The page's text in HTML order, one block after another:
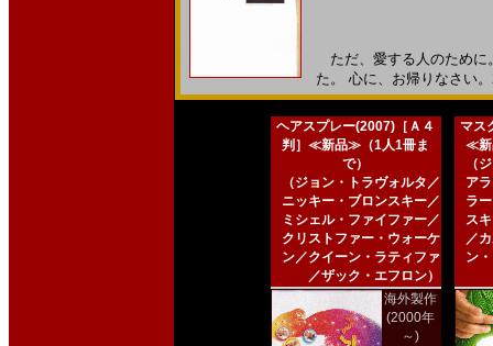
ただ、愛する人のために
た。 心に、お帰りなさい
ヘアスプレー(2007)［Ａ４
判］≪新品≫（1人1冊ま
で）
（ジョン・トラヴォルタ／
ニッキー・ブロンスキー／
ミシェル・ファイファー／
クリストファー・ウォーケ
ン／クイーン・ラティファ
／ザック・エフロン）
海外製作
(2000年
～)
マス
≪新
（
ア
ラ
ス
／
ン